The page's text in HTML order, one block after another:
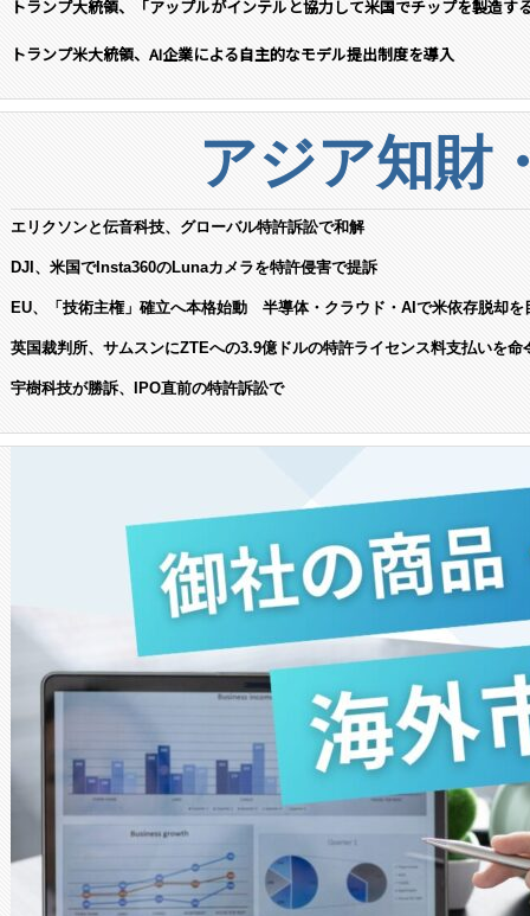
トランプ大統領、「アップルがインテルと協力して米国でチップを製造す
トランプ米大統領、AI企業による自主的なモデル提出制度を導入
アジア知財
エリクソンと伝音科技、グローバル特許訴訟で和解
DJI、米国でInsta360のLunaカメラを特許侵害で提訴
EU、「技術主権」確立へ本格始動 半導体・クラウド・AIで米依存脱却を
英国裁判所、サムスンにZTEへの3.9億ドルの特許ライセンス料支払いを命
宇樹科技が勝訴、IPO直前の特許訴訟で